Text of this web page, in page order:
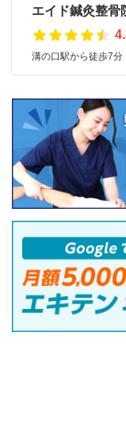
エイド鍼灸整骨
溝の口駅から徒歩7分